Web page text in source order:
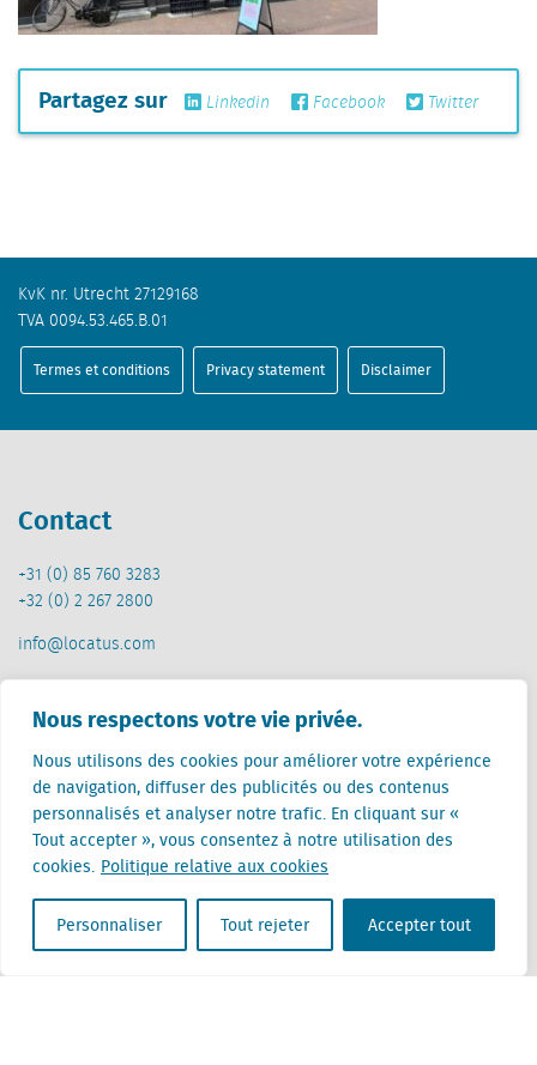
Nous respectons votre vie privée.
Nous utilisons des cookies pour améliorer votre expérience
de navigation, diffuser des publicités ou des contenus
personnalisés et analyser notre trafic. En cliquant sur «
Tout accepter », vous consentez à notre utilisation des
cookies. Politique relative aux cookies
Personnaliser Tout rejeter Accepter tout
Partagez sur Linkedin Facebook Twitter
KvK nr. Utrecht 27129168
TVA 0094.53.465.B.01
Termes et conditions Privacy statement Disclaimer
Contact
+31 (0) 85 760 3283
+32 (0) 2 267 2800
info@locatus.com
Pays-Bas (siège)
Creative Valley
Stationsplein 32
3511 ED Utrecht
1000 Bruxelles